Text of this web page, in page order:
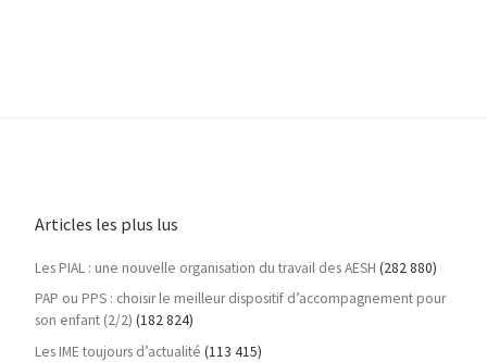
Articles les plus lus
Les PIAL : une nouvelle organisation du travail des AESH (282 880)
PAP ou PPS : choisir le meilleur dispositif d’accompagnement pour
son enfant (2/2) (182 824)
Les IME toujours d’actualité (113 415)